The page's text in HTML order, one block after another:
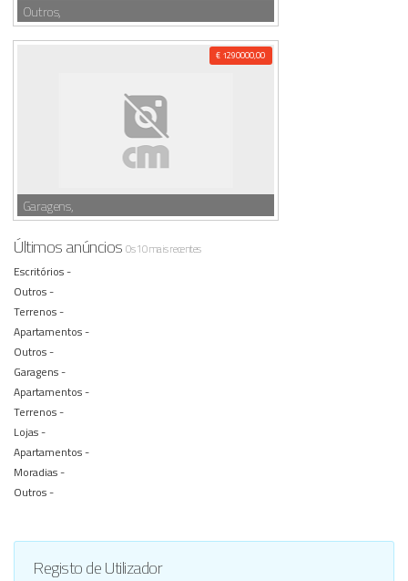
Outros,
€ 1290000,00
Garagens,
Últimos anúnciosOs 10 mais recentes
Escritórios -
Outros -
Terrenos -
Apartamentos -
Outros -
Garagens -
Apartamentos -
Terrenos -
Lojas -
Apartamentos -
Moradias -
Outros -
Registo de Utilizador